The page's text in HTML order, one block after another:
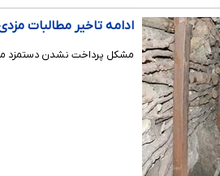
ادامه تاخیر مطالبات
مشکل پرداخت نشدن دستمزد معوقه نزدیک به ۱۱۰کارگر معدن زغال